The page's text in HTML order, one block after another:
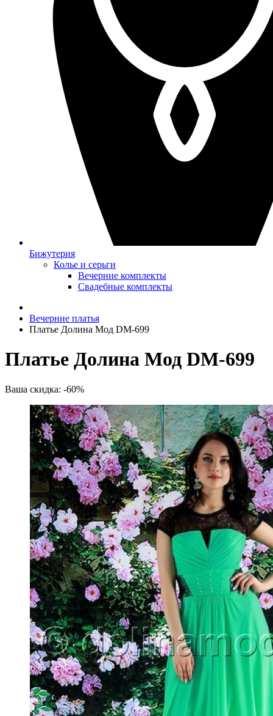
Бижутерия
Колье и серьги
Вечерние комплекты
Свадебные комплекты
Вечерние платья
Платье Долина Мод DM-699
Платье Долина Мод DM-699
Ваша скидка: -60%